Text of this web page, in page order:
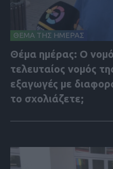
ΘΕΜΑ ΤΗΣ ΗΜΕΡΑΣ
Θέμα ημέρας: Ο
τελευταίος νομός
εξαγωγές με
το σχολιάζετε;